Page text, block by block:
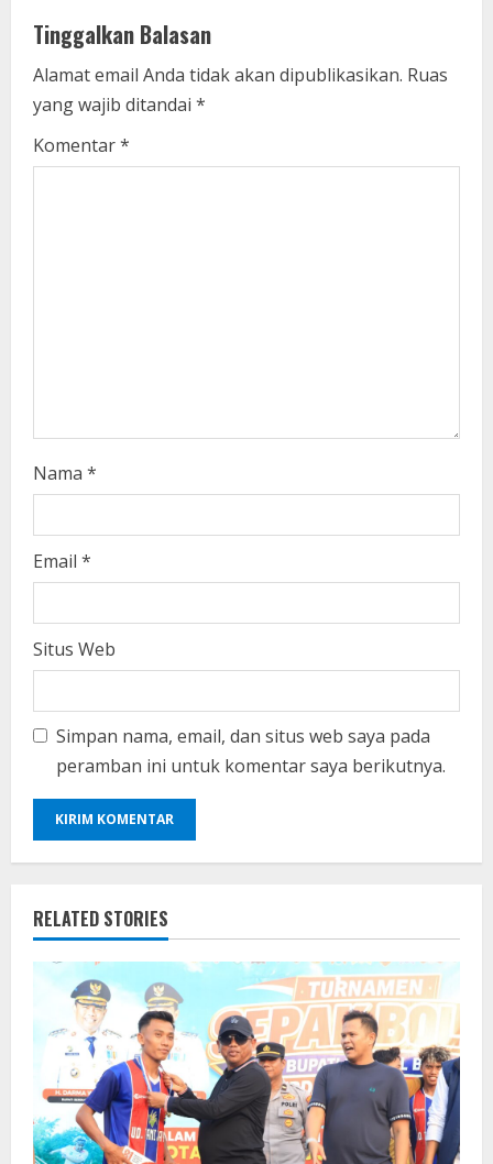
e
R
e
a
Tinggalkan Balasan
Alamat email Anda tidak akan dipublikasikan. Ruas
yang wajib ditandai *
Komentar*
Nama *
Email *
Situs Web
Simpan nama, email, dan situs web saya pada
peramban ini untuk komentar saya berikutnya.
RELATED STORIES